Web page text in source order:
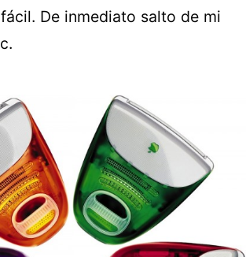
De inmediato salto de mi